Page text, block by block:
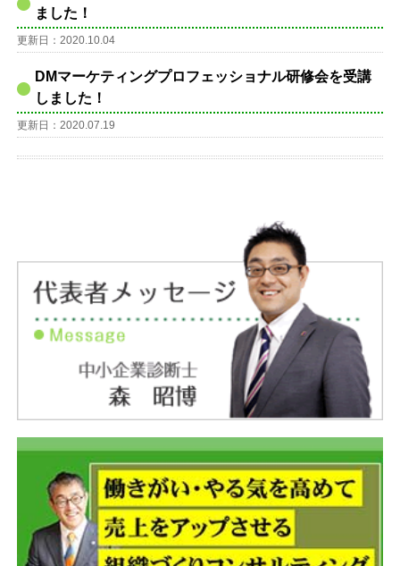
ました！
更新日：2020.10.04
DMマーケティングプロフェッショナル研修会を受講
しました！
更新日：2020.07.19